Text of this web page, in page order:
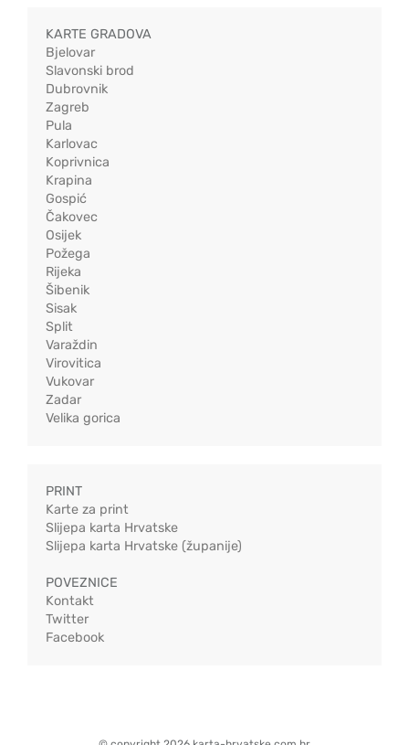
KARTE GRADOVA
Bjelovar
Slavonski brod
Dubrovnik
Zagreb
Pula
Karlovac
Koprivnica
Krapina
Gospić
Čakovec
Osijek
Požega
Rijeka
Šibenik
Sisak
Split
Varaždin
Virovitica
Vukovar
Zadar
Velika gorica
PRINT
Karte za print
Slijepa karta Hrvatske
Slijepa karta Hrvatske (županije)
POVEZNICE
Kontakt
Twitter
Facebook